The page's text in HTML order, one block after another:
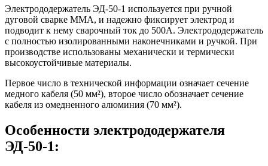
Электрододержатель ЭД-50-1 используется при ручной
дуговой сварке MMA, и надежно фиксирует электрод и
подводит к нему сварочный ток до 500А. Электрододержатель
с полностью изолированными наконечниками и ручкой. При
производстве использованы механически и термически
высокоустойчивые материалы.
Первое число в технической информации означает сечение
медного кабеля (50 мм²), второе число обозначает сечение
кабеля из омедненного алюминия (70 мм²).
Особенности электрододержателя
ЭД-50-1: